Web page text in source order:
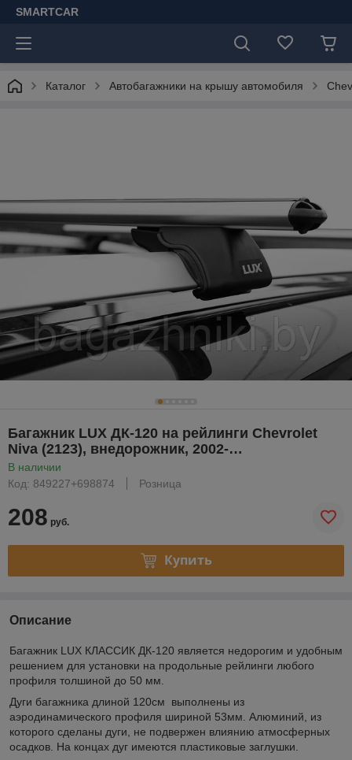
SMARTCAR
Каталог Автобагажники на крышу автомобиля
Багажник LUX ДК-120 на рейлинги Chevrolet
Niva (2123), внедорожник, 2002-…
В наличии
Код: 849227+698874
Розница
208 руб.
Купить
Описание
Багажник LUX КЛАССИК ДК-120 является недорогим и удобным
решением для установки на продольные рейлинги любого
профиля толшиной до 50 мм.
Дуги багажника длиной 120см выполнены из
аэродинамического профиля шириной 53мм. Алюминий, из
которого сделаны дуги, не подвержен влиянию атмосферных
осадков. На концах дуг имеются пластиковые заглушки.